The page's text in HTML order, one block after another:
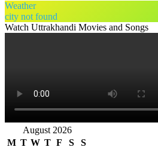
Weather
city not found
Watch Uttrakhandi Movies and Songs
August 2026
M T W T F S
S